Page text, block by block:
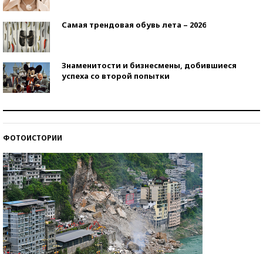
Самая трендовая обувь лета – 2026
Знаменитости и бизнесмены, добившиеся
успеха со второй попытки
ФОТОИСТОРИИ